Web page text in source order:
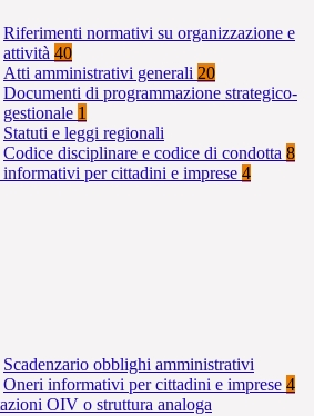
Riferimenti normativi su organizzazione e
attività 40
Atti amministrativi generali 20
Documenti di programmazione strategico-
gestionale 1
Statuti e leggi regionali
Codice disciplinare e codice di condotta 8
per cittadini e imprese 4
Scadenzario obblighi amministrativi
Oneri informativi per cittadini e imprese 4
OIV o struttura analoga